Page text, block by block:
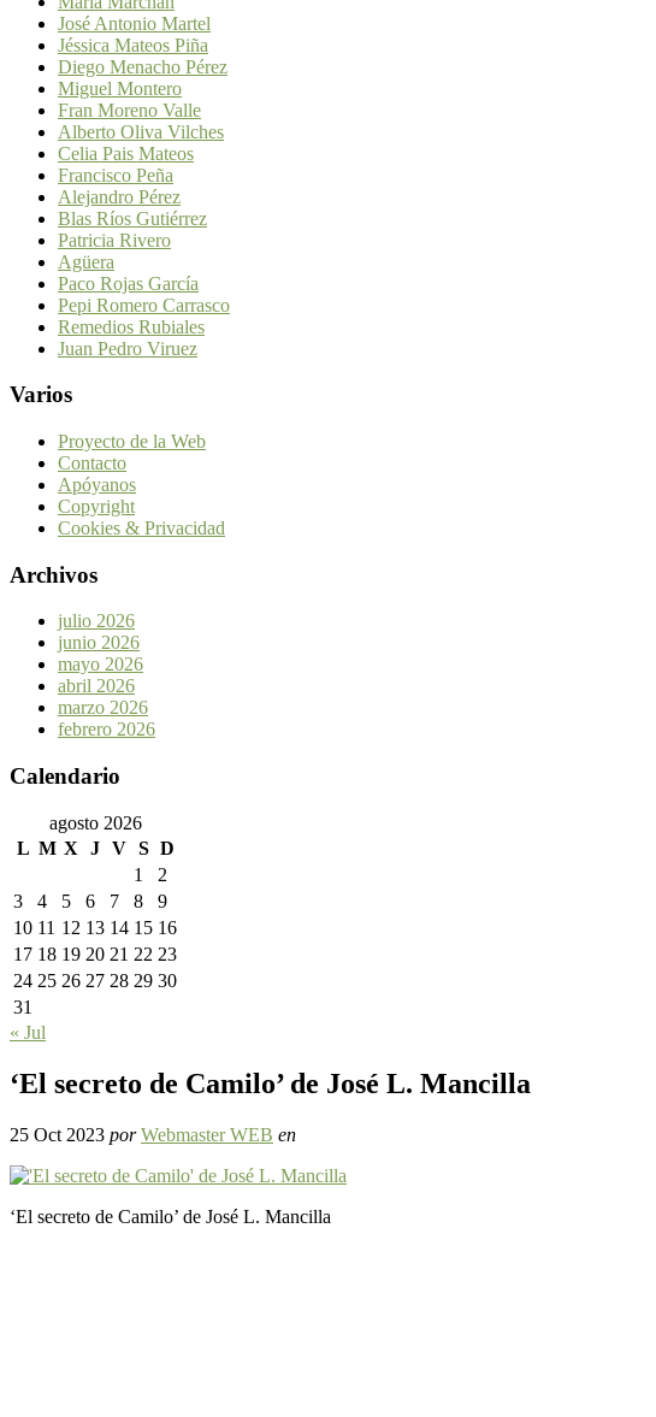
José Antonio Martel
Jéssica Mateos Piña
Diego Menacho Pérez
Miguel Montero
Fran Moreno Valle
Alberto Oliva Vilches
Celia Pais Mateos
Francisco Peña
Alejandro Pérez
Blas Ríos Gutiérrez
Patricia Rivero
Agüera
Paco Rojas García
Pepi Romero Carrasco
Remedios Rubiales
Juan Pedro Viruez
Varios
Proyecto de la Web
Contacto
Apóyanos
Copyright
Cookies & Privacidad
Archivos
julio 2026
junio 2026
mayo 2026
abril 2026
marzo 2026
febrero 2026
Calendario
agosto 2026
L M X J V S D
1
2
3
4 5 6 7 8
9
10 11 12 13 14 15 16
17 18 19 20 21 22 23
24 25 26 27 28 29 30
31
« Jul
‘El secreto de Camilo’ de José L. Mancilla
25 Oct 2023 por Webmaster WEB en
‘El secreto de Camilo’ de José L. Mancilla